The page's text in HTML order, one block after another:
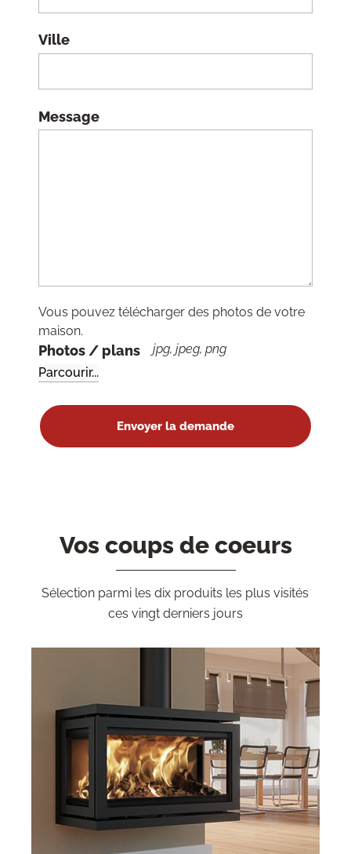
Ville
Message
Vous pouvez télécharger des photos de votre
maison.
Photos / plans jpg, jpeg, png
Vos coups de coeurs
Sélection parmi les dix produits les plus visités
ces vingt derniers jours